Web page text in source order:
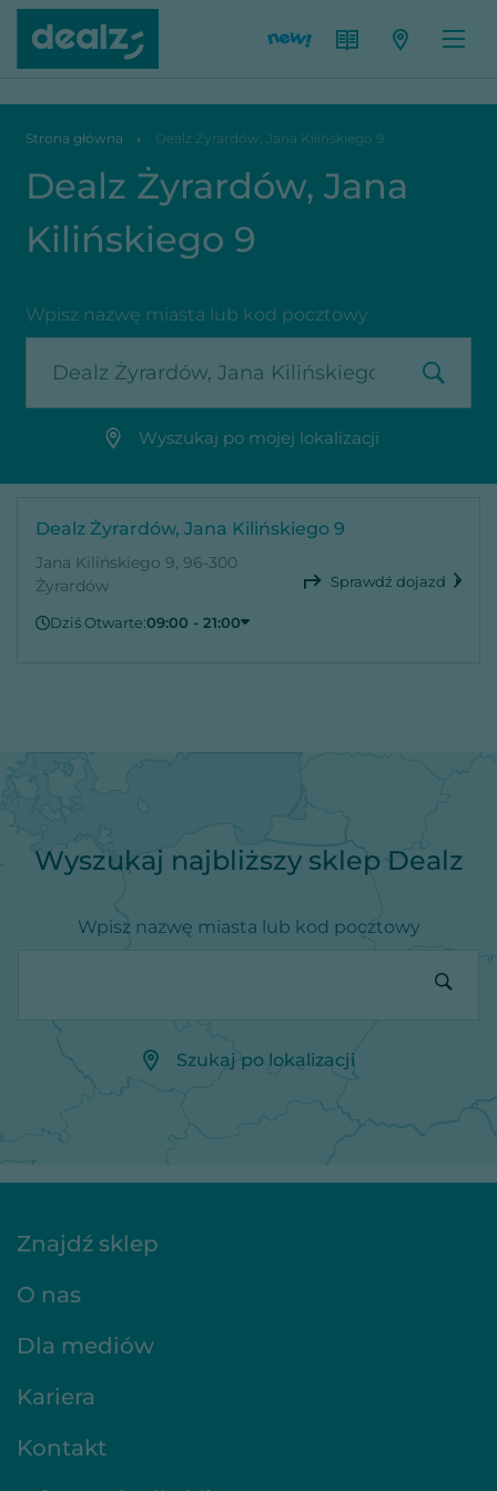
Dealz Żyrardów, Jana Kilińskiego 9
Strona główna Dealz Żyrardów, Jana Kilińskiego 9
Dealz Żyrardów, Jana
Kilińskiego 9
Wpisz nazwę miasta lub kod pocztowy
Wyszukaj po mojej lokalizacji
Dealz Żyrardów, Jana Kilińskiego 9
Jana Kilińskiego 9, 96-300
Żyrardów
Sprawdź dojazd
Dziś Otwarte:09:00 - 21:00
Środa
09:00 - 21:00
Czwartek
Piątek
Wyszukaj najbliższy sklep Dealz
Wpisz nazwę miasta lub kod pocztowy
Szukaj po lokalizacji
Znajdź sklep
O nas
Dla mediów
Kariera
Kontakt